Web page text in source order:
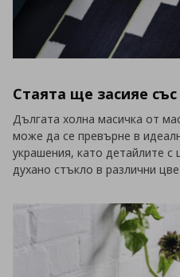
Стаята ще засияе
Дългата холна масичка от
може да се превърне в
украшения, като детайлите с
духано стъкло в различни